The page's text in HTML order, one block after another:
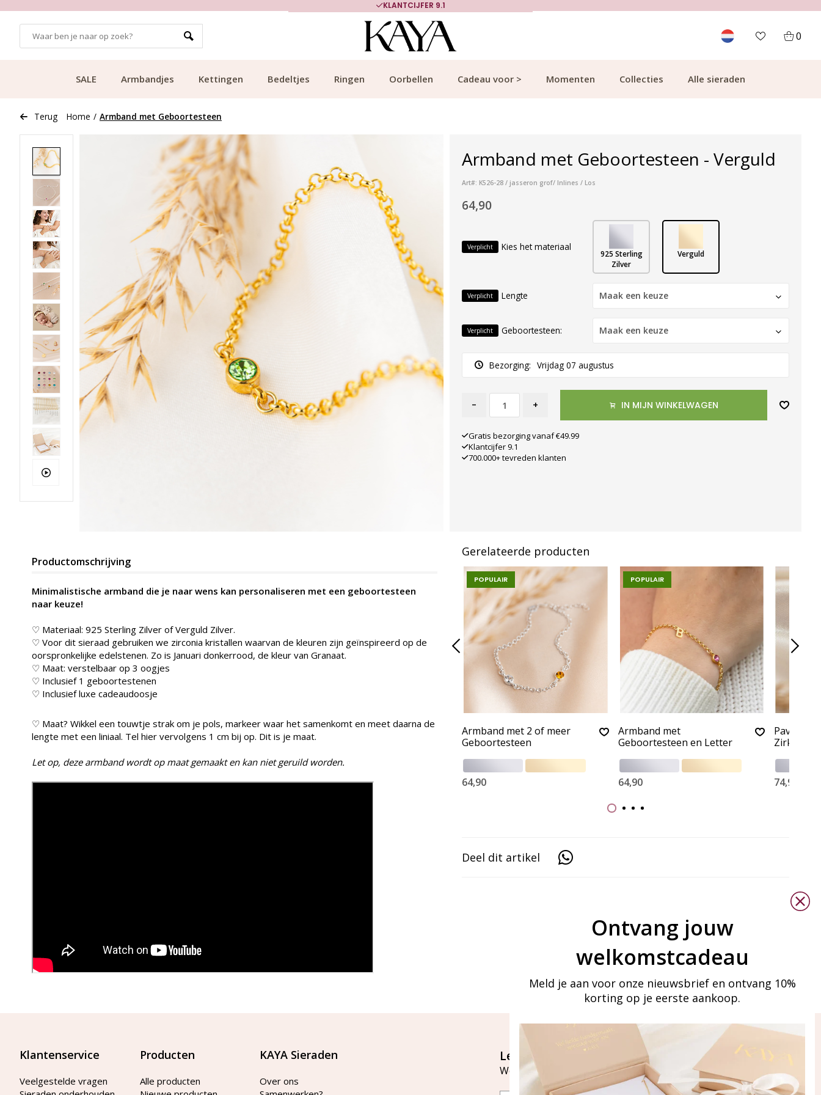
KLANTCIJFER 9.1
0
SALE Armbandjes Kettingen Bedeltjes Ringen Oorbellen Cadeau voor > Momenten Collecties Alle sieraden
Terug Home / Armband met Geboortesteen
Armband met Geboortesteen - Verguld
Art#: K526-28 / jasseron grof/ Inlines / Los
64,90
Verplicht Kies het materiaal
925 Sterling
Zilver
Verguld
Verplicht Lengte Maak een keuze
Verplicht Geboortesteen: Maak een keuze
Bezorging: Vrijdag 07 augustus
- + IN MIJN WINKELWAGEN
Gratis bezorging vanaf €49.99
Klantcijfer 9.1
700.000+ tevreden klanten
Productomschrijving
Minimalistische armband die je naar wens kan personaliseren met een geboortesteen
naar keuze!
♡ Materiaal: 925 Sterling Zilver of Verguld Zilver.
♡ Voor dit sieraad gebruiken we zirconia kristallen waarvan de kleuren zijn geïnspireerd op de
oorspronkelijke edelstenen. Zo is Januari donkerrood, de kleur van Granaat.
♡ Maat: verstelbaar op 3 oogjes
♡ Inclusief 1 geboortestenen
♡ Inclusief luxe cadeaudoosje
♡ Maat? Wikkel een touwtje strak om je pols, markeer waar het samenkomt en meet daarna de
lengte met een liniaal. Tel hier vervolgens 1 cm bij op. Dit is je maat.
Let op, deze armband wordt op maat gemaakt en kan niet geruild worden.
Gerelateerde producten
POPULAIR
Armband met 2 of meer
Geboortesteen
64,90
POPULAIR
Armband met
Geboortesteen en Letter
64,90
Pavé
Zirkonia
74,90
Deel dit artikel
Klantenservice
Veelgestelde vragen
Producten
Alle producten
KAYA Sieraden
Over ons
Let's stay in touch
Word lid van onze mailinglijst
Ontvang jouw
welkomstcadeau
Meld je aan voor onze nieuwsbrief en ontvang 10%
korting op je eerste aankoop.